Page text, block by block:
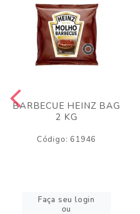
BARBECUE HEINZ BAG
2 KG
Código: 61946
Faça seu login
ou